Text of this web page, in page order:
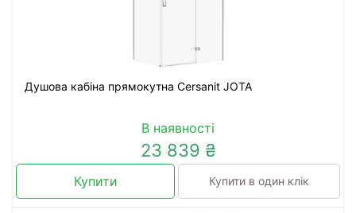
Душова кабіна прямокутна Cersanit JOTA
В наявності
23 839 ₴
Купити Купити в один клік